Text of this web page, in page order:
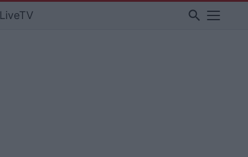
LiveTV search